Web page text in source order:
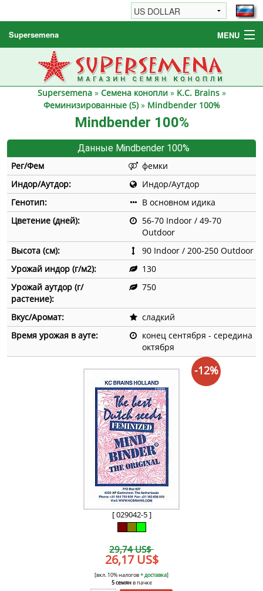
Supersemena MENU
Семена конопли
Другие товары
Как заказать / FAQ
Supersemena» Семена конопли» K.C. Brains»
Феминизированные (5)» Mindbender 100%
Mindbender 100%
Данные Mindbender 100%
Рег/Фем
фемки
Индор/Аутдор:
Индор/Аутдор
Генотип:
В основном идика
Цветение (дней):
56-70 Indoor / 49-70
Outdoor
Высота (см):
90 Indoor / 200-250 Outdoor
Урожай индор (г/м2):
130
Урожай аутдор (г/
растение):
750
Вкус/Аромат:
сладкий
Время урожая в ауте:
конец сентября - середина
октября
[ 029042-5 ]
29,74 US$
26,17 US$
[вкл. 10% налогов+ доставка]
5 семянв пачке
-12%